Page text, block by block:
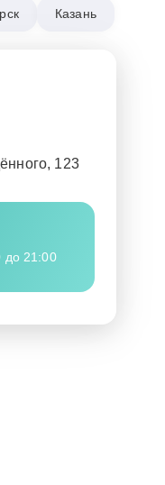
Казань
123
до 21:00